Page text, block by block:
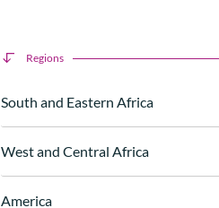
Regions
South and Eastern Africa
West and Central Africa
America